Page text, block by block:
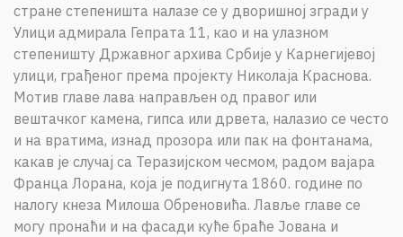
стране степеништа налазе се у дворишној згради у
Улици адмирала Гепрата 11, као и на улазном
степеништу Државног архива Србије у Карнегијевој
улици, грађеног према пројекту Николаја Краснова.
Мотив главе лава направљен од правог или
вештачког камена, гипса или дрвета, налазио се често
и на вратима, изнад прозора или пак на фонтанама,
какав је случај са Теразијском чесмом, радом вајара
Франца Лорана, која је подигнута 1860. године по
налогу кнеза Милоша Обреновића. Лавље главе се
могу пронаћи и на фасади куће браће Јована и